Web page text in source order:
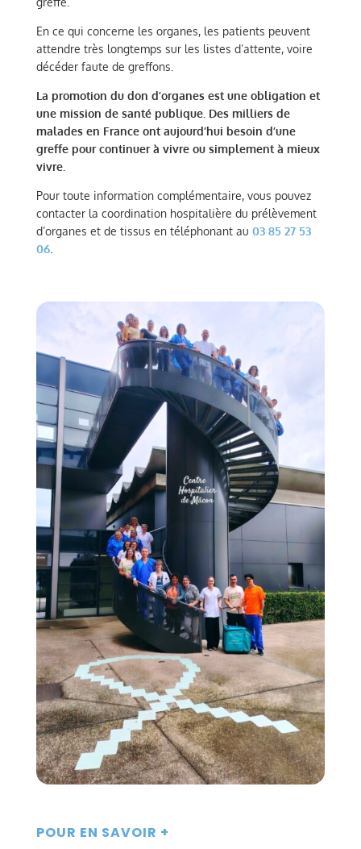
En ce qui concerne les organes, les patients peuvent
attendre très longtemps sur les listes d’attente, voire
décéder faute de greffons.
La promotion du don d’organes est une obligation et
une mission de santé publique. Des milliers de
malades en France ont aujourd’hui besoin d’une
greffe pour continuer à vivre ou simplement à mieux
vivre.
Pour toute information complémentaire, vous pouvez
contacter la coordination hospitalière du prélèvement
d’organes et de tissus en téléphonant au 03 85 27 53
06.
POUR EN SAVOIR +